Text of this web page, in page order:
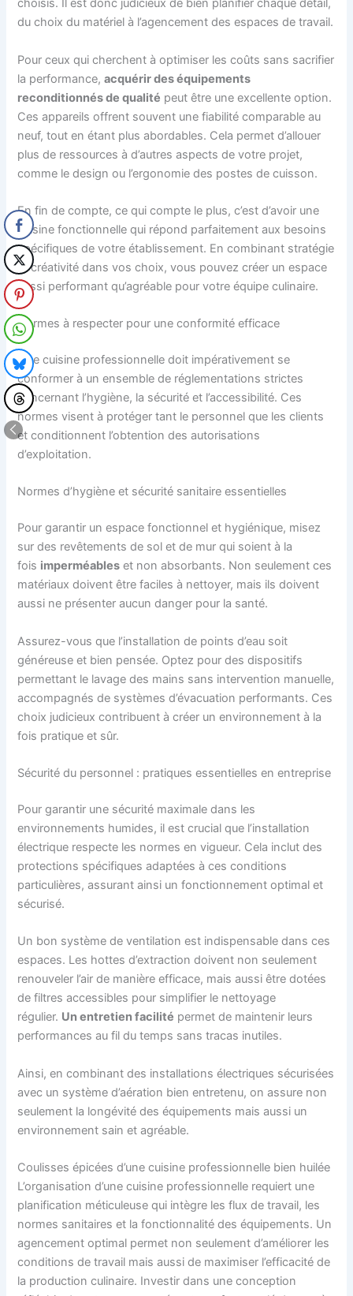
choisis. Il est donc judicieux de bien planifier chaque détail,
du choix du matériel à l’agencement des espaces de travail.
Pour ceux qui cherchent à optimiser les coûts sans sacrifier
la performance,acquérir des équipements
reconditionnés de qualité peut être une excellente option.
Ces appareils offrent souvent une fiabilité comparable au
neuf, tout en étant plus abordables. Cela permet d’allouer
plus de ressources à d’autres aspects de votre projet,
comme le design ou l’ergonomie des postes de cuisson.
En fin de compte, ce qui compte le plus, c’est d’avoir une
cuisine fonctionnelle qui répond parfaitement aux besoins
spécifiques de votre établissement. En combinant stratégie
et créativité dans vos choix, vous pouvez créer un espace
aussi performant qu’agréable pour votre équipe culinaire.
Normes à respecter pour une conformité efficace
Une cuisine professionnelle doit impérativement se
conformer à un ensemble de réglementations strictes
concernant l’hygiène, la sécurité et l’accessibilité. Ces
normes visent à protéger tant le personnel que les clients
et conditionnent l’obtention des autorisations
d’exploitation.
Normes d’hygiène et sécurité sanitaire essentielles
Pour garantir un espace fonctionnel et hygiénique, misez
sur des revêtements de sol et de mur qui soient à la
fois imperméables et non absorbants. Non seulement ces
matériaux doivent être faciles à nettoyer, mais ils doivent
aussi ne présenter aucun danger pour la santé.
Assurez-vous que l’installation de points d’eau soit
généreuse et bien pensée. Optez pour des dispositifs
permettant le lavage des mains sans intervention manuelle,
accompagnés de systèmes d’évacuation performants. Ces
choix judicieux contribuent à créer un environnement à la
fois pratique et sûr.
Sécurité du personnel : pratiques essentielles en entreprise
Pour garantir une sécurité maximale dans les
environnements humides, il est crucial que l’installation
électrique respecte les normes en vigueur. Cela inclut des
protections spécifiques adaptées à ces conditions
particulières, assurant ainsi un fonctionnement optimal et
sécurisé.
Un bon système de ventilation est indispensable dans ces
espaces. Les hottes d’extraction doivent non seulement
renouveler l’air de manière efficace, mais aussi être dotées
de filtres accessibles pour simplifier le nettoyage
régulier. Un entretien facilité permet de maintenir leurs
performances au fil du temps sans tracas inutiles.
Ainsi, en combinant des installations électriques sécurisées
avec un système d’aération bien entretenu, on assure non
seulement la longévité des équipements mais aussi un
environnement sain et agréable.
Coulisses épicées d’une cuisine professionnelle bien huilée
L’organisation d’une cuisine professionnelle requiert une
planification méticuleuse qui intègre les flux de travail, les
normes sanitaires et la fonctionnalité des équipements. Un
agencement optimal permet non seulement d’améliorer les
conditions de travail mais aussi de maximiser l’efficacité de
la production culinaire. Investir dans une conception